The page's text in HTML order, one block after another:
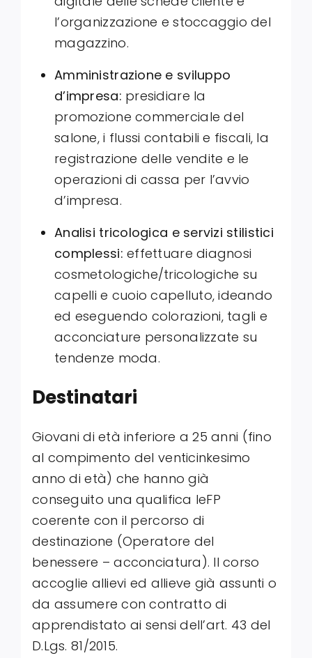
l’organizzazione e stoccaggio del
magazzino.
Amministrazione e sviluppo
d’impresa: presidiare la
promozione commerciale del
salone, i flussi contabili e fiscali, la
registrazione delle vendite e le
operazioni di cassa per l’avvio
d’impresa.
Analisi tricologica e servizi stilistici
complessi: effettuare diagnosi
cosmetologiche/tricologiche su
capelli e cuoio capelluto, ideando
ed eseguendo colorazioni, tagli e
acconciature personalizzate su
tendenze moda.
Destinatari
Giovani di età inferiore a 25 anni (fino
al compimento del venticinkesimo
anno di età) che hanno già
conseguito una qualifica leFP
coerente con il percorso di
destinazione (Operatore del
benessere – acconciatura). Il corso
accoglie allievi ed allieve già assunti o
da assumere con contratto di
apprendistato ai sensi dell’art. 43 del
D.Lgs. 81/2015.